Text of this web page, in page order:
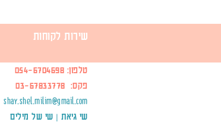
שירות לקוחות
טלפון: 054-6704698
פקס: 03-67833778
shay.shel.milim@gmail.com
שי גיאת | שי של מילים